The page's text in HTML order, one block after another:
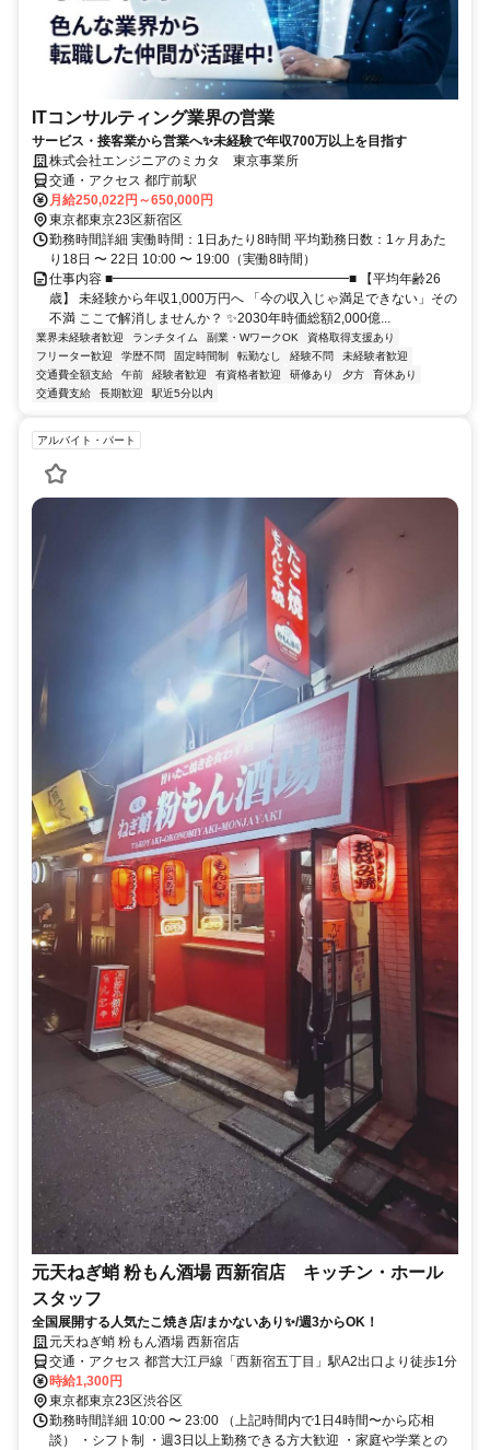
ITコンサルティング業界の営業
サービス・接客業から営業へ✨未経験で年収700万以上を目指す
株式会社エンジニアのミカタ 東京事業所
交通・アクセス 都庁前駅
月給250,022円～650,000円
東京都東京23区新宿区
勤務時間詳細 実働時間：1日あたり8時間 平均勤務日数：1ヶ月あた
り18日 〜 22日 10:00 〜 19:00（実働8時間）
仕事内容 ■━━━━━━━━━━━━━━━━━━■ 【平均年齢26
歳】 未経験から年収1,000万円へ 「今の収入じゃ満足できない」その
不満 ここで解消しませんか？ ✨2030年時価総額2,000億...
業界未経験者歓迎 ランチタイム 副業・WワークOK
資格取得支援あり
フリーター歓迎
学歴不問 固定時間制 転勤なし 経験不問
未経験者歓迎
交通費全額支給
午前 経験者歓迎 有資格者歓迎 研修あり 夕方
育休あり
交通費支給
長期歓迎 駅近5分以内
アルバイト・パート
元天ねぎ蛸 粉もん酒場 西新宿店 キッチン・ホール
スタッフ
全国展開する人気たこ焼き店/まかないあり✨/週3からOK！
元天ねぎ蛸 粉もん酒場 西新宿店
交通・アクセス 都営大江戸線「西新宿五丁目」駅A2出口より徒歩1分
時給1,300円
東京都東京23区渋谷区
勤務時間詳細 10:00 〜 23:00 （上記時間内で1日4時間〜から応相
談） ・シフト制 ・週3日以上勤務できる方大歓迎 ・家庭や学業との